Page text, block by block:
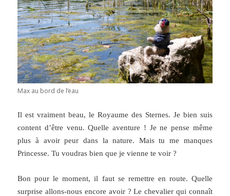
Max au bord de l’eau
Il est vraiment beau, le Royaume des Sternes. Je bien suis
content d’être venu. Quelle aventure ! Je ne pense même
plus à avoir peur dans la nature. Mais tu me manques
Princesse. Tu voudras bien que je vienne te voir ?
Bon pour le moment, il faut se remettre en route. Quelle
surprise allons-nous encore avoir ? Le chevalier qui connaît